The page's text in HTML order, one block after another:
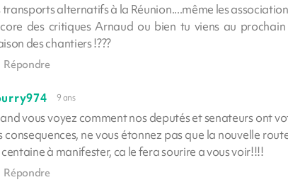
transports alternatifs à la Réunion....même les
des critiques Arnaud ou bien tu viens au
des chantiers !???
Répondre
9 ans
vous voyez comment nos deputés et senateurs ont
consequences, ne vous étonnez pas que la nouvelle
centaine à manifester, ca le fera sourire a vous voir!!!!
Répondre